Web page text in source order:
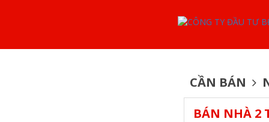
CẦN BÁN
BÁN NHÀ 2